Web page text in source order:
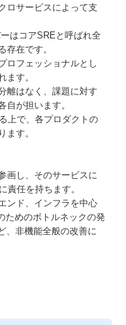
ロサービスによって支
はコアSREと呼ばれ全
存在です。
ロフェッショナルとし
ます。
離はなく、課題に対す
自が担います。
上で、各プロダクトの
ます。
画し、そのサービスに
責任を持ちます。
ンド、インフラを中心
ためのボトルネックの発
、非機能全般の改善に